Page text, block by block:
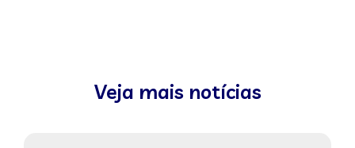
Veja mais notícias